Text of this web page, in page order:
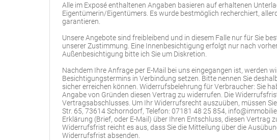
Alle im Exposé enthaltenen Angaben basieren auf erhaltenen
Eigentümerin/Eigentümers. Es wurde bestmöglich recherchiert,
garantieren.
Unsere Angebote sind freibleibend und in diesem Falle nur für Sie
unserer Zustimmung. Eine Innenbesichtigung erfolgt nur nach
Außenbesichtigung bitte ich Sie um Diskretion.
Nachdem Ihre Anfrage per E-Mail bei uns eingegangen ist, werden
Besichtigungstermins in Verbindung setzen. Bitte nennen Sie
sicher erreichen können. Widerrufsbelehrung für Verbraucher: Sie
Angabe von Gründen diesen Vertrag zu widerrufen. Die
Vertragsabschlusses. Um Ihr Widerrufsrecht auszuüben, müssen
Str. 65, 73614 Schorndorf, Telefon: 07181 48 25 854,
Erklärung (Brief, oder E-Mail) über Ihren Entschluss, diesen Vertrag
Widerrufsfrist reicht es aus, dass Sie die Mitteilung über die
Widerrufsfrist absenden.